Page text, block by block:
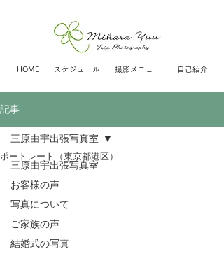
HOME スケジュール 撮影メニュー 自己紹介
記事
三原由宇出張写真室
お客様の声
写真について
ご家族の声
結婚式の写真
三原由宇出張写真室
ポートレート（東京都港区）